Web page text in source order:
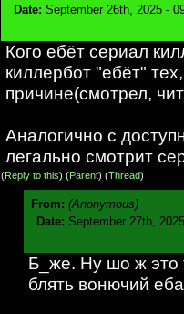
Date: September 26th, 2025 -
Кого ебёт сериал
киллербот "ебёт"
причине(смотрел,
Аналогично с
легально смотрит
(Reply to this) (Parent) (Thread)
From: (Anonymous)
Date: September 27th,
Б_же. Ну шо ж это
блять вонючий